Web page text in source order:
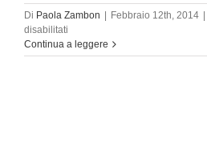
Di Paola Zambon Febbraio 12th, 2014
disabilitati
LTD
UK
Continua a leggere